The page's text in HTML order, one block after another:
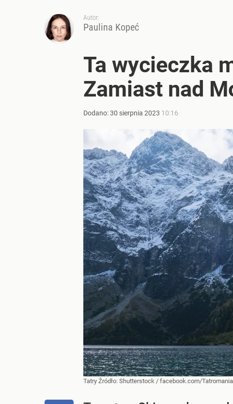
Autor:
Paulina Kopeć
Ta wycieczka
Zamiast nad
Dodano:30 sierpnia 2023 10:16
Tatry Źródło: Shutterstock / facebook.com/